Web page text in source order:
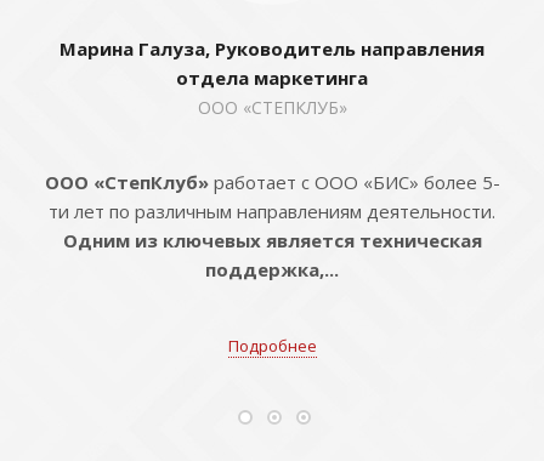
Марина Галуза, Руководитель направления
отдела маркетинга
ООО «СТЕПКЛУБ»
ООО «СтепКлуб»работает с ООО «БИС» более 5-
ти лет по различным направлениям деятельности.
Одним из ключевых является техническая
поддержка,...
Подробнее